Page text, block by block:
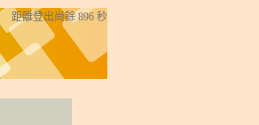
距離登出尚餘 896 秒